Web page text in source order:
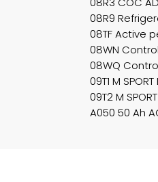
08R9
08TF Active
08WN
08WQ
09T1 M SPORT
09T2 M
A050 50 Ah